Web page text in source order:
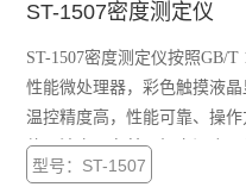
ST-1507密度测定仪
ST-1507密度测定仪按照GB/
性能微处理器，彩色触摸液
温控精度高，性能可靠、操
体石油产品在某一恒定温度
性液体密度。广泛应用于石
型号：ST-1507